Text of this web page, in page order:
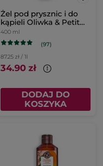
Żel pod prysznic i do
kąpieli Oliwka & Petit
grain 400 ml
400 ml
(97)
87.25 zł / 1l
34.90 zł
DODAJ DO
KOSZYKA